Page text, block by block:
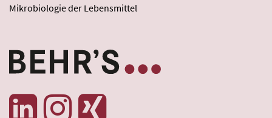
Mikrobiologie der Lebensmittel